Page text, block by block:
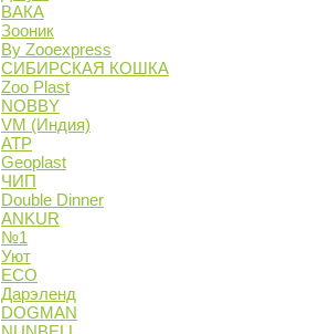
ВАКА
Зооник
By Zooexpress
СИБИРСКАЯ КОШКА
Zoo Plast
NOBBY
VM (Индия)
АТР
Geoplast
ЧИП
Double Dinner
ANKUR
№1
Уют
ECO
Дарэленд
DOGMAN